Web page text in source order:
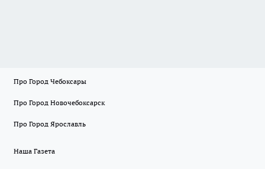
Про Город Чебоксары
Про Город Новочебоксарск
Про Город Ярославль
Наша Газета